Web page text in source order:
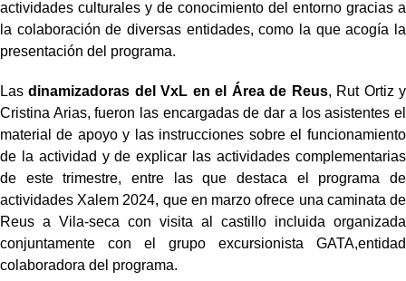
actividades culturales y de conocimiento del entorno gracias a
la colaboración de diversas entidades, como la que acogía la
presentación del programa.
Lasdinamizadoras del VxL en el Área de Reus, Rut Ortiz y
Cristina Arias, fueron las encargadas de dar a los asistentes el
material de apoyo y las instrucciones sobre el funcionamiento
de la actividad y de explicar las actividades complementarias
de este trimestre, entre las que destaca el programa de
actividades Xalem 2024, que en marzo ofrece una caminata de
Reus a Vila-seca con visita al castillo incluida organizada
conjuntamente con el grupo excursionista GATA,entidad
colaboradora del programa.